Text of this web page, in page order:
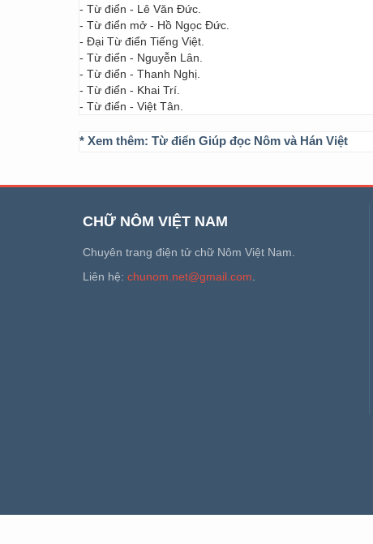
- Từ điển - Lê Văn Đức.
- Từ điển mở - Hồ Ngọc Đức.
- Đại Từ điển Tiếng Việt.
- Từ điển - Nguyễn Lân.
- Từ điển - Thanh Nghị.
- Từ điển - Khai Trí.
- Từ điển - Việt Tân.
* Xem thêm: Từ điển Giúp đọc Nôm và Hán Việt
CHỮ NÔM VIỆT NAM
Chuyên trang điện tử chữ Nôm Việt Nam.
Liên hệ: chunom.net@gmail.com